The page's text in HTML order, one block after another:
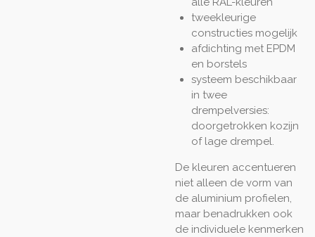
tweekleurige
constructies mogelijk
afdichting met EPDM
en borstels
systeem beschikbaar
in twee
drempelversies:
doorgetrokken kozijn
of lage drempel.
De kleuren accentueren
niet alleen de vorm van
de aluminium profielen,
maar benadrukken ook
de individuele kenmerken